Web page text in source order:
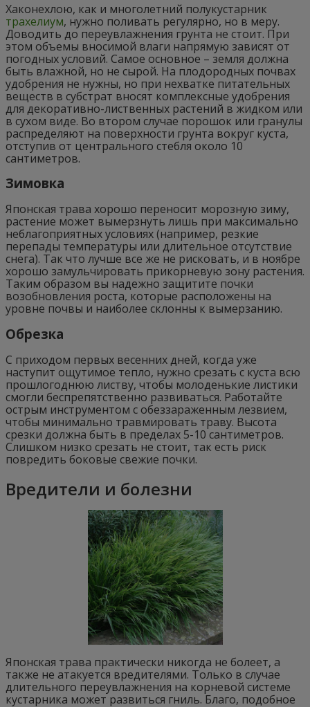
Хаконехлою, как и многолетний полукустарник
трахелиум, нужно поливать регулярно, но в меру.
Доводить до переувлажнения грунта не стоит. При
этом объемы вносимой влаги напрямую зависят от
погодных условий. Самое основное – земля должна
быть влажной, но не сырой. На плодородных почвах
удобрения не нужны, но при нехватке питательных
веществ в субстрат вносят комплексные удобрения
для декоративно-лиственных растений в жидком или
в сухом виде. Во втором случае порошок или гранулы
распределяют на поверхности грунта вокруг куста,
отступив от центрального стебля около 10
сантиметров.
Зимовка
Японская трава хорошо переносит морозную зиму,
растение может вымерзнуть лишь при максимально
неблагоприятных условиях (например, резкие
перепады температуры или длительное отсутствие
снега). Так что лучше все же не рисковать, и в ноябре
хорошо замульчировать прикорневую зону растения.
Таким образом вы надежно защитите почки
возобновления роста, которые расположены на
уровне почвы и наиболее склонны к вымерзанию.
Обрезка
С приходом первых весенних дней, когда уже
наступит ощутимое тепло, нужно срезать с куста всю
прошлогоднюю листву, чтобы молоденькие листики
смогли беспрепятственно развиваться. Работайте
острым инструментом с обеззараженным лезвием,
чтобы минимально травмировать траву. Высота
срезки должна быть в пределах 5-10 сантиметров.
Слишком низко срезать не стоит, так есть риск
повредить боковые свежие почки.
Вредители и болезни
Японская трава практически никогда не болеет, а
также не атакуется вредителями. Только в случае
длительного переувлажнения на корневой системе
кустарника может развиться гниль. Благо, подобное